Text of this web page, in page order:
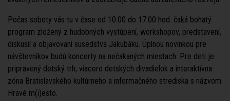
Počas soboty vás tu v čase od 10.00 do 17.00 hod. čaká bohatý
program zložený z hudobných vystúpení, workshopov, predstavení,
diskusií a objavovaní susedstva Jakubáku. Úplnou novinkou pre
návštevníkov budú koncerty na nečakaných miestach. Pre deti je
pripravený detský trh, viacero detských divadielok a interaktívna
zóna Bratislavského kultúrneho a informačného strediska s názvom
Hravé m(i)esto.